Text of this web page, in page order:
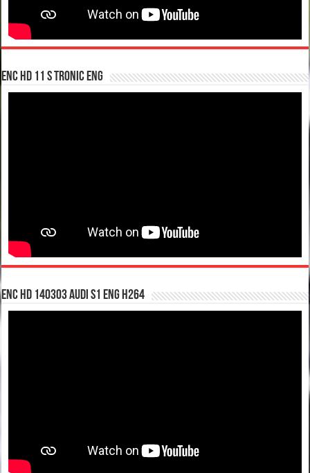
enc hd 11 S tronic ENG
enc hd 140303 Audi S1 ENG H264